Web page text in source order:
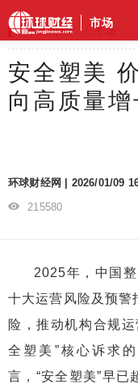
市场
环球财经 市场
安全塑美
向高质量
环球财经网 | 2026/01/09
215580
2025年，中国
十大运营风险及预警
险，推动机构合规
全塑美”核心诉求
言，“安全塑美”早已